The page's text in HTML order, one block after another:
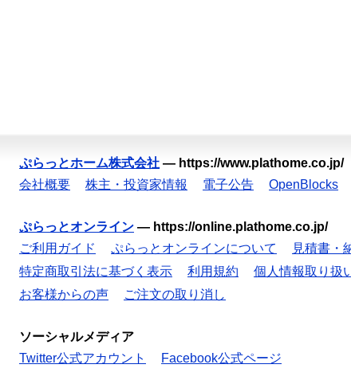
ぷらっとホーム株式会社 — https://www.plathome.co.jp/
会社概要
株主・投資家情報 電子公告 OpenBlocks
ぷらっとオンライン — https://online.plathome.co.jp/
ご利用ガイド
ぷらっとオンラインについて 見積書・
特定商取引法に基づく表示
利用規約 個人情報取り扱
お客様からの声
ご注文の取り消し
ソーシャルメディア
Twitter公式アカウント
Facebook公式ページ